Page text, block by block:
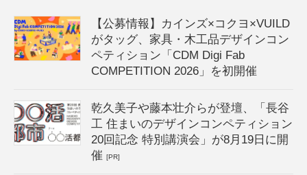
【公募情報】カインズ×コクヨ×VUILD
がタッグ、家具・木工品デザインコン
ペティション「CDM Digi Fab
COMPETITION 2026」を初開催
乾久美子や藤本壮介らが登壇、「長谷
工 住まいのデザインコンペティション
20回記念 特別講演会」が8月19日に開
催[PR]